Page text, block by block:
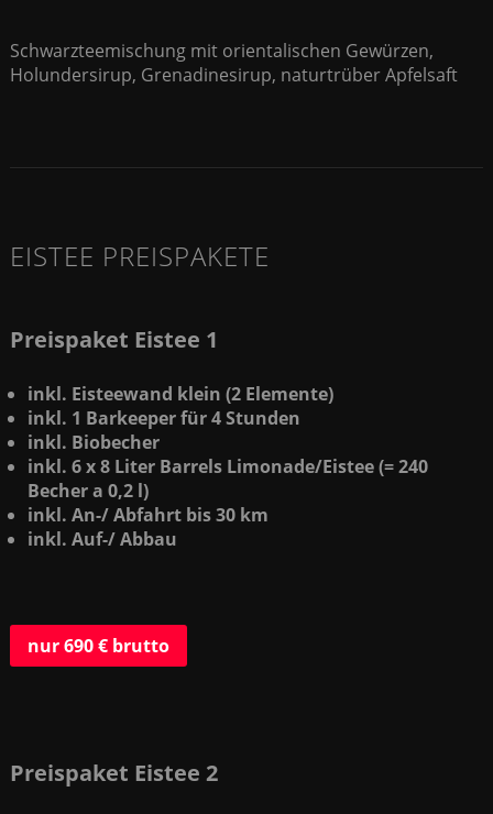
Schwarzteemischung mit orientalischen Gewürzen,
Holundersirup, Grenadinesirup, naturtrüber Apfelsaft
EISTEE PREISPAKETE
Preispaket Eistee 1
inkl. Eisteewand klein (2 Elemente)
inkl. 1 Barkeeper für 4 Stunden
inkl. Biobecher
inkl. 6 x 8 Liter Barrels Limonade/Eistee (= 240
Becher a 0,2 l)
inkl. An-/ Abfahrt bis 30 km
inkl. Auf-/ Abbau
nur 690 € brutto
Preispaket Eistee 2